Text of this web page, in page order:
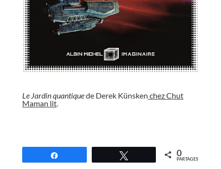
Le Jardin quantiquede Derek Künsken chez Chut
Maman lit.
0
PARTAGES